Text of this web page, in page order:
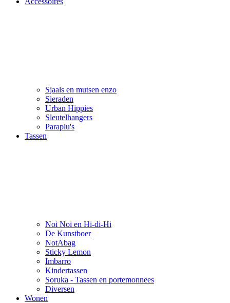
Sjaals en mutsen enzo
Sieraden
Urban Hippies
Sleutelhangers
Paraplu's
Tassen
Noi Noi en Hi-di-Hi
De Kunstboer
NotAbag
Sticky Lemon
Imbarro
Kindertassen
Soruka - Tassen en portemonnees
Diversen
Wonen